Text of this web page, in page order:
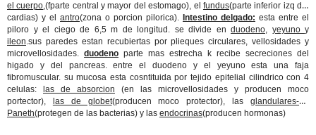
el cuerpo,(fparte central y mayor del estomago), el fundus(parte inferior izq del
cardias) y el antro(zona o porcion pilorica). Intestino delgado: esta entre el
piloro y el ciego de 6,5 m de longitud. se divide en duodeno, yeyuno y
ileon.sus paredes estan recubiertas por plieques circulares, vellosidades y
microvellosidades. duodeno parte mas estrecha k recibe secreciones del
higado y del pancreas. entre el duodeno y el yeyuno esta una faja
fibromuscular. su mucosa esta cosntituida por tejido epitelial cilindrico con 4
celulas:
las de absorcion (en las microvellosidades y producen moco
portector),
las de globet(producen moco protector), lasglandulares-de
Paneth(protegen de las bacterias) y las endocrinas(producen hormonas)